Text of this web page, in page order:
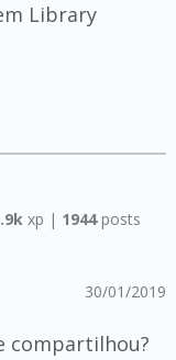
Library
xp | 1944posts
30/01/2019
compartilhou?